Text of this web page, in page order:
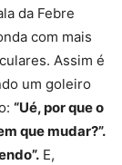
da Febre
com mais
Assim é
um goleiro
“Ué, por que o
que mudar?”.
E,